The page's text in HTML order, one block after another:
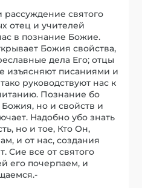
святого
отец и учителей
в познание Божие.
Божия свойства,
дела Его; отцы
изъясняют писаниями и
руководствуют нас к
Познание бо
но и свойств и
Надобно убо знать
но и тое, Кто Он,
и от нас, создания
Сие все от святого
его почерпаем, и